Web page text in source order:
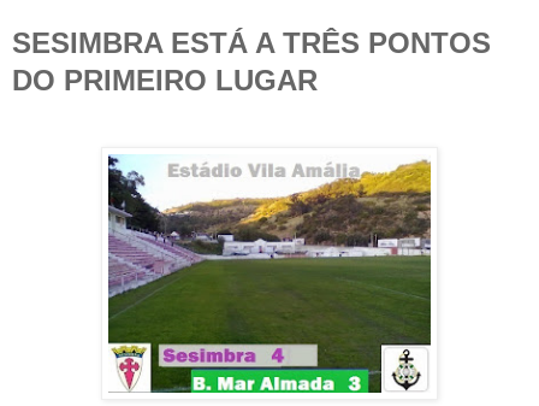
SESIMBRA ESTÁ A TRÊS PONTOS
DO PRIMEIRO LUGAR